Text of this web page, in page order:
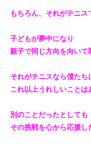
もちろん、それがテニス
子どもが夢中になり
親子で同じ方向を向いて
それがテニスなら僕たち
これ以上うれしいことは
別のことだったとしても
その挑戦を心から応援し